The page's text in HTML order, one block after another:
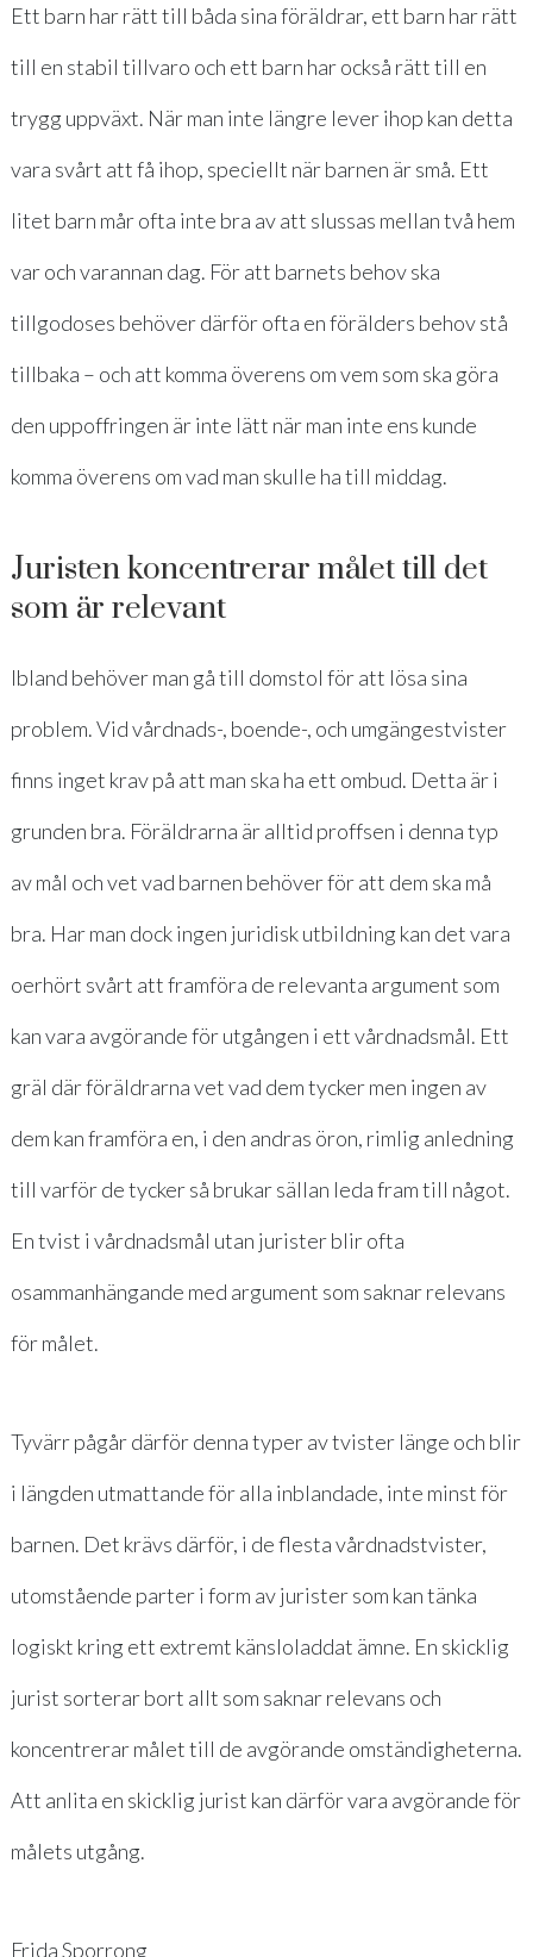
Ett barn har rätt till båda sina föräldrar, ett barn har rätt
till en stabil tillvaro och ett barn har också rätt till en
trygg uppväxt. När man inte längre lever ihop kan detta
vara svårt att få ihop, speciellt när barnen är små. Ett
litet barn mår ofta inte bra av att slussas mellan två hem
var och varannan dag. För att barnets behov ska
tillgodoses behöver därför ofta en förälders behov stå
tillbaka – och att komma överens om vem som ska göra
den uppoffringen är inte lätt när man inte ens kunde
komma överens om vad man skulle ha till middag.
Juristen koncentrerar målet till det
som är relevant
Ibland behöver man gå till domstol för att lösa sina
problem. Vid vårdnads-, boende-, och umgängestvister
finns inget krav på att man ska ha ett ombud. Detta är i
grunden bra. Föräldrarna är alltid proffsen i denna typ
av mål och vet vad barnen behöver för att dem ska må
bra. Har man dock ingen juridisk utbildning kan det vara
oerhört svårt att framföra de relevanta argument som
kan vara avgörande för utgången i ett vårdnadsmål. Ett
gräl där föräldrarna vet vad dem tycker men ingen av
dem kan framföra en, i den andras öron, rimlig anledning
till varför de tycker så brukar sällan leda fram till något.
En tvist i vårdnadsmål utan jurister blir ofta
osammanhängande med argument som saknar relevans
för målet.
Tyvärr pågår därför denna typer av tvister länge och blir
i längden utmattande för alla inblandade, inte minst för
barnen. Det krävs därför, i de flesta vårdnadstvister,
utomstående parter i form av jurister som kan tänka
logiskt kring ett extremt känsloladdat ämne. En skicklig
jurist sorterar bort allt som saknar relevans och
koncentrerar målet till de avgörande omständigheterna.
Att anlita en skicklig jurist kan därför vara avgörande för
målets utgång.
Frida Sporrong